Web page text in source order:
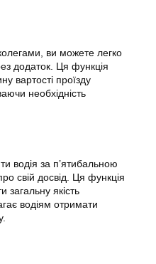
ви можете легко
додаток. Ця функція
вартості проїзду
необхідність
водія за п’ятибальною
свій досвід. Ця функція
загальну якість
водіям отримати